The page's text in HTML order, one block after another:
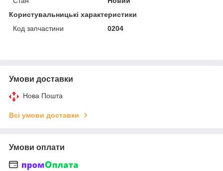
Користувальницькі характеристики
Код запчастини
0204
Умови доставки
Нова Пошта
Всі умови доставки
Умови оплати